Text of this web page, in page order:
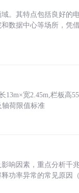
。其特点包括良好的
数据中心等场所，凭
13m×宽2.45m,栏板高
轴荷限值标准
响因素，重点分析千
功率异常的常见原因